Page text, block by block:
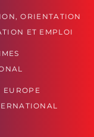
ORIENTATION
ET EMPLOI
EUROPE